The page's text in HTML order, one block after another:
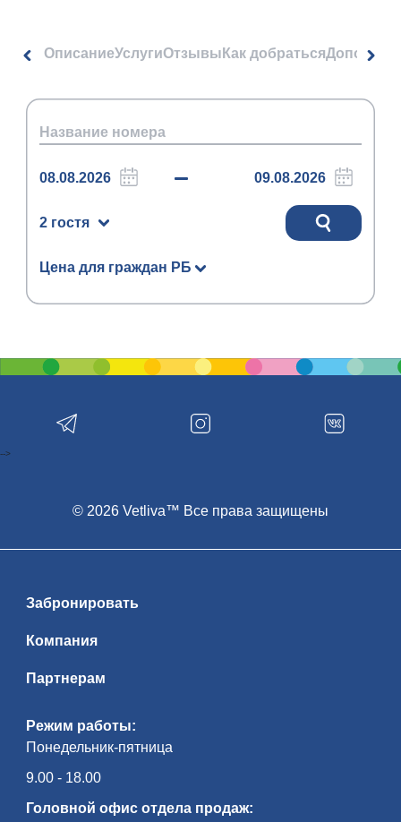
ОписаниеУслугиОтзывы Как добраться
2 гостя
Цена для граждан РБ
Режим работы:
Понедельник-пятница
9.00 - 18.00
Головной офис отдела продаж:
Забронировать
Компания
Партнерам
© 2026 Vetliva™ Все права защищены
-->